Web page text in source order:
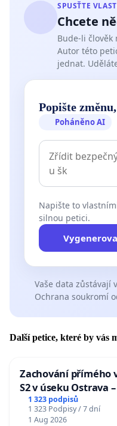
SPUSŤTE
Chcete
Bude-li člověk
Autor této
jednat.
Popište
Poháněno AI
Napište to
silnou petici.
Vaše data zůstávají
Ochrana soukromí
Další petice, které by vás
Zachování přímého
S2 v úseku Ostrava
u Jablunkova
1 323 podpisů
1 323 Podpisy / 7 dní
1 Aug 2026